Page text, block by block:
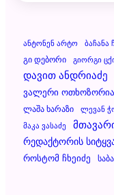
Ანტონენ Არტო Ბაჩანა
Გი Დებორი
Გიორგი
Დავით Ანდრიაძე
Ვალერი Ოთხოზორია
Ლაშა Ხარაზი Ლევან
Მაკა Ვასაძე
Რედაქტორის
Როსტომ Ჩხეიძე